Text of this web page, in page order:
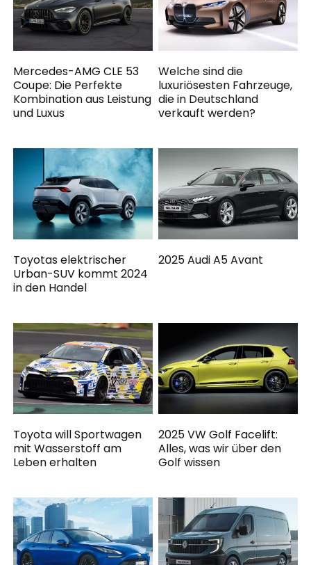
Mercedes-AMG CLE 53
Coupe: Die Perfekte
Kombination aus Leistung
und Luxus
Welche sind die
luxuriösesten Fahrzeuge,
die in Deutschland
verkauft werden?
Toyotas elektrischer
Urban-SUV kommt 2024
in den Handel
2025 Audi A5 Avant
Toyota will Sportwagen
mit Wasserstoff am
Leben erhalten
2025 VW Golf Facelift:
Alles, was wir über den
Golf wissen